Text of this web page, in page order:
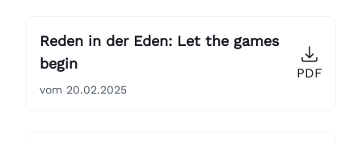
Reden in der Eden: Let the games
begin
vom 20.02.2025
PDF